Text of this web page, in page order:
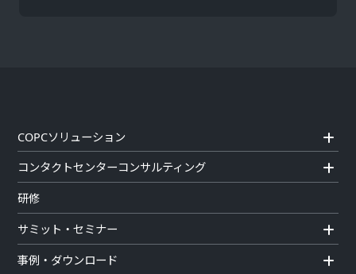
COPCソリューション
コンタクトセンターコンサルティング
研修
サミット・セミナー
事例・ダウンロード